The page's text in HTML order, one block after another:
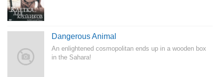
Dangerous Animal
An enlightened cosmopolitan ends up in a wooden box
in the Sahara!